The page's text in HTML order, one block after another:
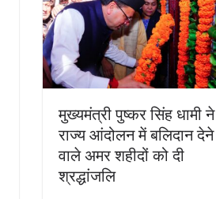
मुख्यमंत्री पुष्कर सिंह धामी ने
राज्य आंदोलन में बलिदान देने
वाले अमर शहीदों को दी
श्रद्धांजलि